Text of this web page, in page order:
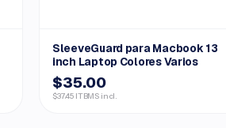
SleeveGuard para Macbook 13
inch Laptop Colores Varios
$35.00
$37.45 ITBMS incl.